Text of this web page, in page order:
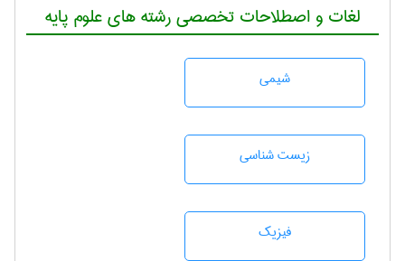
لغات و اصطلاحات تخصصی رشته های علوم پایه
شيمی
زيست شناسی
فیزیک